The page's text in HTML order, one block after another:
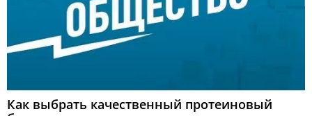
Как выбрать качественный протеиновый